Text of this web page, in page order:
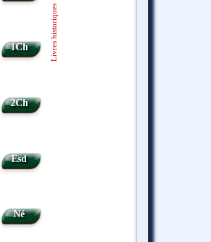
1Ch
2Ch
Esd
Né
Livres historiques